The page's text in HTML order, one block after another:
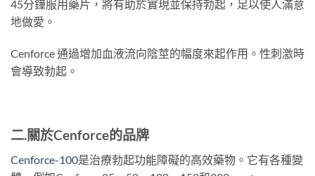
45分鐘服用藥片，將有助於實現並保持勃起，足以使人滿意
地做愛。
Cenforce 通過增加血液流向陰莖的幅度來起作用。性刺激時
會導致勃起。
二.關於Cenforce的品牌
Cenforce-100是治療勃起功能障礙的高效藥物。它有各種變